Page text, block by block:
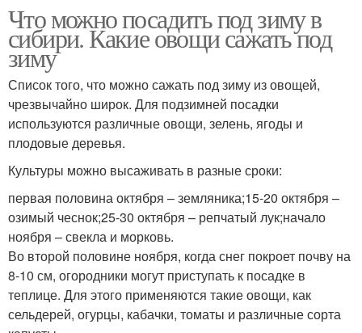
Что можно посадить под зиму в
сибири. Какие овощи сажать под
зиму
Список того, что можно сажать под зиму из овощей,
чрезвычайно широк. Для подзимней посадки
используются различные овощи, зелень, ягоды и
плодовые деревья.
Культуры можно высаживать в разные сроки:
первая половина октября – земляника;15-20 октября –
озимый чеснок;25-30 октября – репчатый лук;начало
ноября – свекла и морковь.
Во второй половине ноября, когда снег покроет почву на
8-10 см, огородники могут приступать к посадке в
теплице. Для этого применяются такие овощи, как
сельдерей, огурцы, кабачки, томаты и различные сорта